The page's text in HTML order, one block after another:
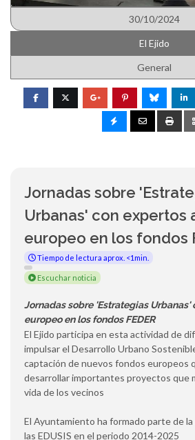
30/10/2024
El Ejido
General
Jornadas sobre
Urbanas' con expertos
europeo en los fondos
Tiempo de lectura aprox. <1min.
Escuchar noticia
Jornadas sobre 'Estrategias Urbanas'
europeo en los fondos FEDER
El Ejido participa en esta actividad de
impulsar el Desarrollo Urbano
captación de nuevos fondos europeos
desarrollar importantes proyectos que
vida de los vecinos
El Ayuntamiento ha formado parte de
las EDUSIS en el periodo 2014-2025